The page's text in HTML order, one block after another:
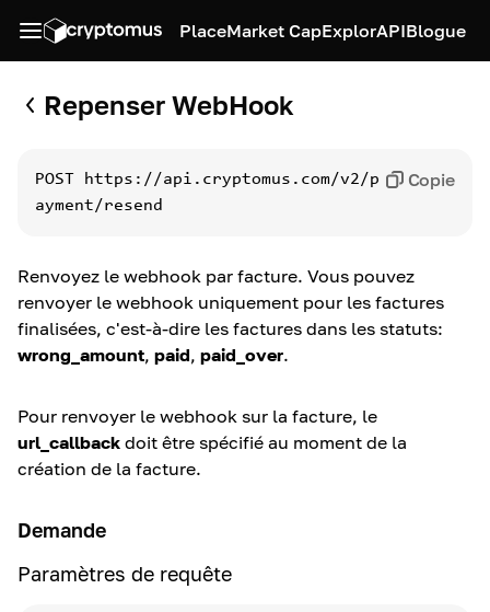
PlaceMarket CapExplorAPIBlogue
Repenser WebHook
POST
https://api.cryptomus.com/v2/p
ayment/resend
Copie
Renvoyez le webhook par facture. Vous pouvez
renvoyer le webhook uniquement pour les factures
finalisées, c'est-à-dire les factures dans les statuts:
wrong_amount, paid, paid_over.
Pour renvoyer le webhook sur la facture, le
url_callback doit être spécifié au moment de la
création de la facture.
Demande
Paramètres de requête